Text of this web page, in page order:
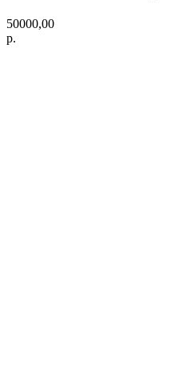
50000,00
р.